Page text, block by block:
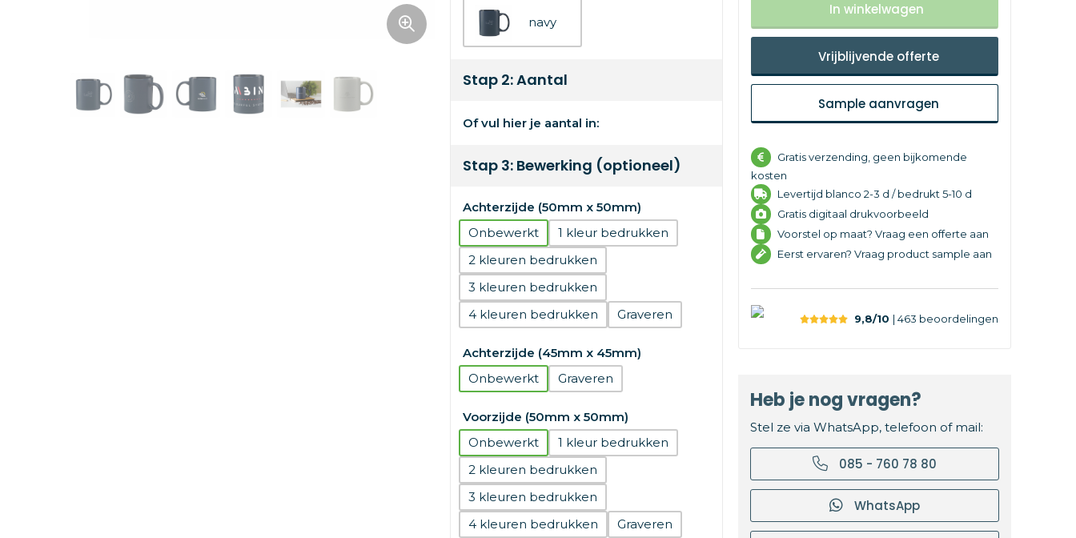
navy
Stap 2: Aantal
Of vul hier je aantal in:
Stap 3: Bewerking (optioneel)
Achterzijde (50mm x 50mm)
Onbewerkt
1
2
3
4
Graveren
Achterzijde (45mm x 45mm)
Onbewerkt
Graveren
Voorzijde (50mm x 50mm)
Onbewerkt
1
2
3
4
Graveren
In winkelwagen
Vrijblijvende offerte
Sample aanvragen
Gratis verzending, geen bijkomende
kosten
Levertijd blanco 2-3 d / bedrukt 5-10 d
Gratis digitaal drukvoorbeeld
Voorstel op maat? Vraag een offerte aan
Eerst ervaren? Vraag product sample aan
9,8/10 | 463 beoordelingen
Heb je nog vragen?
Stel ze via WhatsApp, telefoon of mail:
085 - 760 78 80
WhatsApp